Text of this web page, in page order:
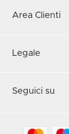
Area Clienti
Legale
Seguici su